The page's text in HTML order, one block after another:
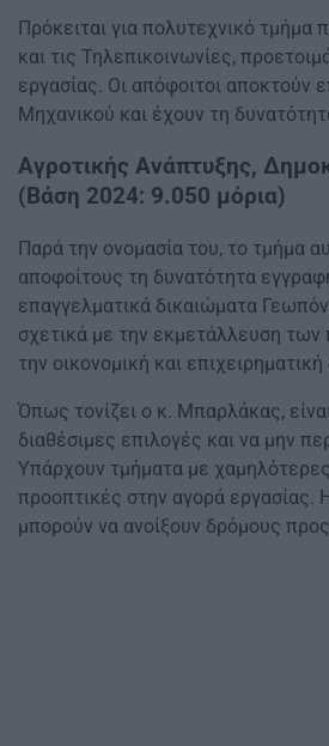
Πρόκειται για πολυτεχνικό
και τις Τηλεπικοινωνίες,
εργασίας. Οι απόφοιτοι αποκτούν
Μηχανικού και έχουν τη
Αγροτικής Ανάπτυξης,
(Βάση 2024: 9.050 μόρια)
Παρά την ονομασία του, το τμήμα
αποφοίτους τη δυνατότητα
επαγγελματικά δικαιώματα
σχετικά με την εκμετάλλευση
την οικονομική και
Όπως τονίζει ο κ. Μπαρλάκας,
διαθέσιμες επιλογές και να μην
Υπάρχουν τμήματα με
προοπτικές στην αγορά
μπορούν να ανοίξουν δρόμους